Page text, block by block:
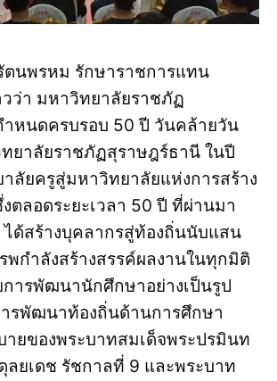
ตนพรหม รักษาราชการแทน
ว่า มหาวิทยาลัยราชภัฏ
หนดครบรอบ 50 ปี วันคล้ายวัน
ยาลัยราชภัฏสุราษฎร์ธานี ในปี
ลัยครูสู่มหาวิทยาลัยแห่งการสร้าง
ตลอดระยะเวลา 50 ปี ที่ผ่านมา
ด้สร้างบุคลากรสู่ท้องถิ่นนับแสน
พกำลังสร้างสรรค์ผลงานในทุกมิติ
ารพัฒนานักศึกษาอย่างเป็นรูป
รพัฒนาท้องถิ่นด้านการศึกษา
ายของพระบาทสมเด็จพระปรมินท
ยเดช รัชกาลที่ 9 และพระบาท